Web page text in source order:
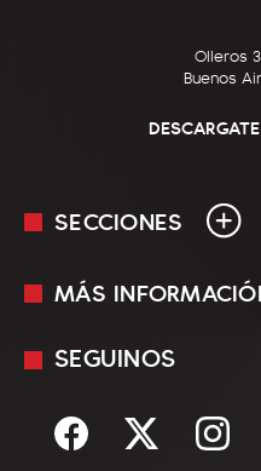
Olleros
Buenos
SECCIONES
En Vivo
Sociedad
MÁS
Mediakit
Términos y condiciones
SEGUINOS